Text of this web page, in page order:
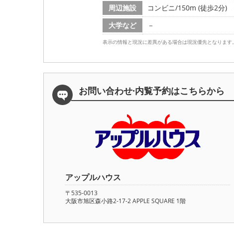
周辺施設
コンビニ/150m (徒歩2分)
大学など
－
表示の情報と現況に差異がある場合は現況優先となります。
お問い合わせ·内覧予約はこちらから
アップルハウス
〒535-0013
大阪市旭区森小路2-17-2 APPLE SQUARE 1階